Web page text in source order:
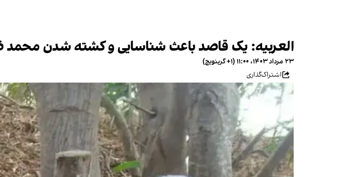
العربیه: یک قاصد باعث شناسایی و کشته شدن محمد
۲۳ مرداد ۱۴۰۳، ۱۱:۰۰ (‎+۱ گرینویچ)
اشتراک‌گذاری